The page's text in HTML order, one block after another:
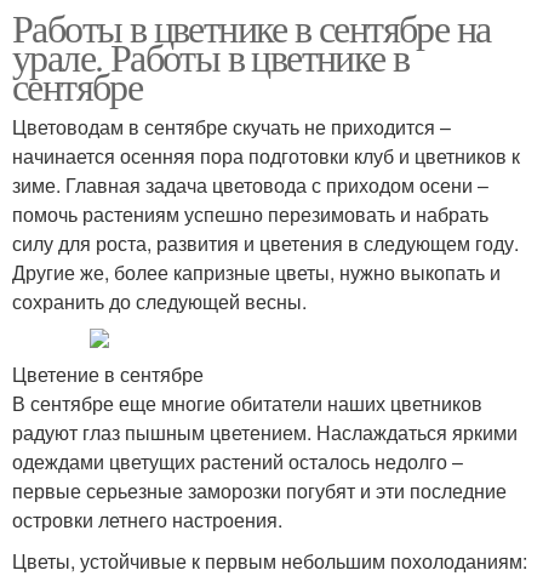
Работы в цветнике в сентябре на
урале. Работы в цветнике в
сентябре
Цветоводам в сентябре скучать не приходится –
начинается осенняя пора подготовки клуб и цветников к
зиме. Главная задача цветовода с приходом осени –
помочь растениям успешно перезимовать и набрать
силу для роста, развития и цветения в следующем году.
Другие же, более капризные цветы, нужно выкопать и
сохранить до следующей весны.
Цветение в сентябре
В сентябре еще многие обитатели наших цветников
радуют глаз пышным цветением. Наслаждаться яркими
одеждами цветущих растений осталось недолго –
первые серьезные заморозки погубят и эти последние
островки летнего настроения.
Цветы, устойчивые к первым небольшим похолоданиям: